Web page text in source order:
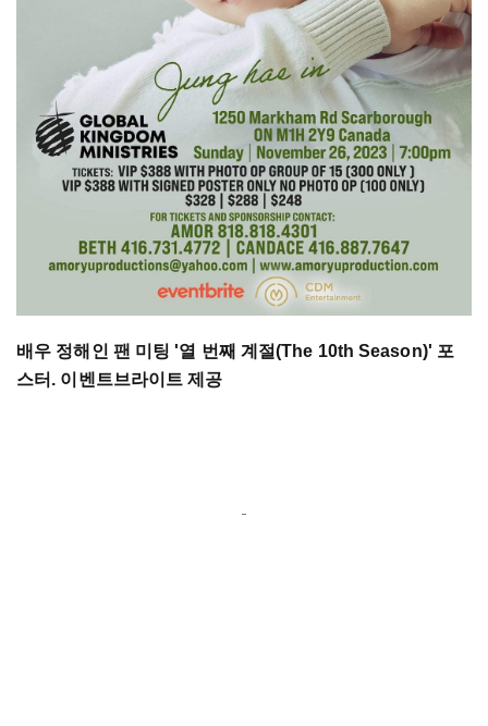
배우 정해인 팬 미팅 '열 번째 계절(The 10th Season)' 포
스터. 이벤트브라이트 제공